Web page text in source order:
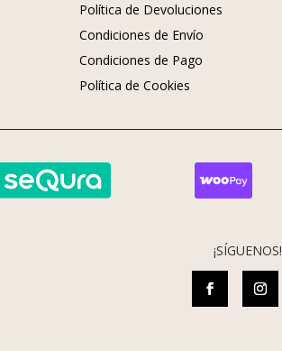
Política de Devoluciones
Condiciones de Envío
Condiciones de Pago
Política de Cookies
¡SÍGUENOS!